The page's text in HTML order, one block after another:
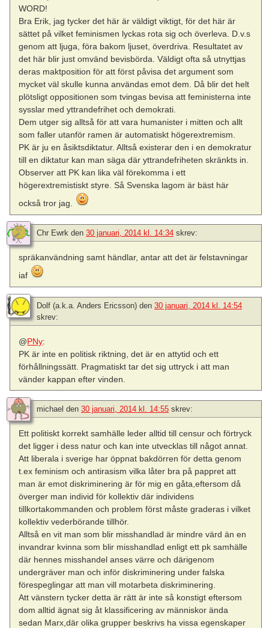
WORD!
Bra Erik, jag tycker det här är väldigt viktigt, för det här är
sättet på vilket feminismen lyckas rota sig och överleva. D.v.s
genom att ljuga, föra bakom ljuset, överdriva. Resultatet av
det här blir just omvänd bevisbörda. Väldigt ofta så utnyttjas
deras maktposition för att först påvisa det argument som
mycket väl skulle kunna användas emot dem. Då blir det helt
plötsligt oppositionen som tvingas bevisa att feministerna inte
sysslar med yttrandefrihet och demokrati.
Dem utger sig alltså för att vara humanister i mitten och allt
som faller utanför ramen är automatiskt högerextremism.
PK är ju en åsiktsdiktatur. Alltså existerar den i en demokratur
till en diktatur kan man säga där yttrandefriheten skränkts in.
Observer att PK kan lika väl förekomma i ett
högerextremistiskt styre. Så Svenska lagom är bäst här
också tror jag.
Chr Ewrk den 30 januari, 2014 kl. 14:34 skrev:
spräkanvändning samt händlar, antar att det är felstavningar
iaf
Dolf (a.k.a. Anders Ericsson) den 30 januari, 2014 kl. 14:54
skrev:
@PNy:
PK är inte en politisk riktning, det är en attytid och ett
förhållningssätt. Pragmatiskt tar det sig uttryck i att man
vänder kappan efter vinden.
michael den 30 januari, 2014 kl. 14:55 skrev:
Ett politiskt korrekt samhälle leder alltid till censur och förtryck
det ligger i dess natur och kan inte utvecklas till något annat.
Att liberala i sverige har öppnat bakdörren för detta genom
t.ex feminism och antirasism vilka låter bra på pappret att
man är emot diskriminering är för mig en gåta,eftersom då
överger man individ för kollektiv där individens
tillkortakommanden och problem först måste graderas i vilket
kollektiv vederbörande tillhör.
Alltså en vit man som blir misshandlad är mindre värd än en
invandrar kvinna som blir misshandlad enligt ett pk samhälle
där hennes misshandel anses värre och därigenom
undergräver man och inför diskriminering under falska
förespeglingar att man vill motarbeta diskriminering.
Att vänstern tycker detta är rätt är inte så konstigt eftersom
dom alltid ägnat sig åt klassificering av människor ända
sedan Marx,där olika grupper beskrivs ha vissa egenskaper